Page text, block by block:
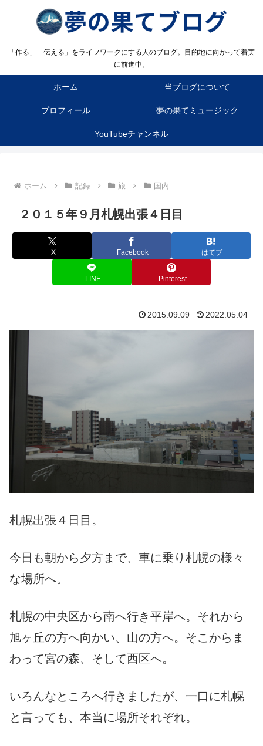
「作る」「伝える」をライフワークにする人のブログ。目的地に向かって着実
に前進中。
ホーム 当ブログについて
プロフィール 夢の果てミュージック
YouTubeチャンネル
ホーム 記録 旅 国内
２０１５年９月札幌出張４日目
X Facebook はてブ
LINE Pinterest
2015.09.09 2022.05.04
札幌出張４日目。
今日も朝から夕方まで、車に乗り札幌の様々
な場所へ。
札幌の中央区から南へ行き平岸へ。それから
旭ヶ丘の方へ向かい、山の方へ。そこからま
わって宮の森、そして西区へ。
いろんなところへ行きましたが、一口に札幌
と言っても、本当に場所それぞれ。